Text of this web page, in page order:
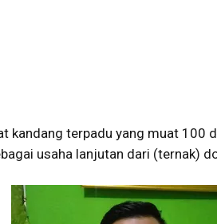
kandang terpadu yang muat 100
usaha lanjutan dari (ternak)